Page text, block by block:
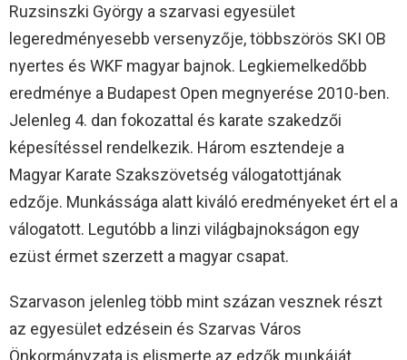
Ruzsinszki György a szarvasi egyesület
legeredményesebb versenyzője, többszörös SKI OB
nyertes és WKF magyar bajnok. Legkiemelkedőbb
eredménye a Budapest Open megnyerése 2010-ben.
Jelenleg 4. dan fokozattal és karate szakedzői
képesítéssel rendelkezik. Három esztendeje a
Magyar Karate Szakszövetség válogatottjának
edzője. Munkássága alatt kiváló eredményeket ért el a
válogatott. Legutóbb a linzi világbajnokságon egy
ezüst érmet szerzett a magyar csapat.
Szarvason jelenleg több mint százan vesznek részt
az egyesület edzésein és Szarvas Város
Önkormányzata is elismerte az edzők munkáját.